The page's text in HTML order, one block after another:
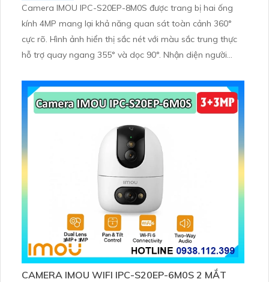
Camera IMOU IPC-S20EP-8M0S được trang bị hai ống
kính 4MP mang lại khả năng quan sát toàn cảnh 360°
cực rõ. Hình ảnh hiển thị sắc nét với màu sắc trung thực
hỗ trợ quay ngang 355° và dọc 90°. Nhận diện người
15m giúp giám sát hiệu quả cho gia đình văn phòng và
cửa hàng.
CAMERA IMOU WIFI IPC-S20EP-6M0S 2 MẮT